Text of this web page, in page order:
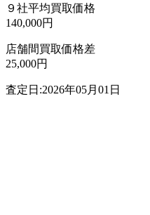
９社平均買取価格
140,000円
店舗間買取価格差
25,000円
査定日:2026年05月01日